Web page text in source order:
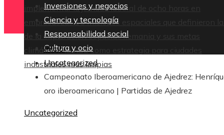
implementar la jornada laboral de ocho horas en
empresasLas 15 misiones espaciales que definieron
de la exploración espacialAlemania y sus metas
climáticas: la RSE como estrategia para ciudades
industriales más limpias
Inversiones y negocios
Ciencia y tecnología
Responsabilidad social
Cultura y ocio
Inicio
Uncategorized
Campeonato Iberoamericano de Ajedrez:
oro iberoamericano | Partidas de Ajedrez
Uncategorized